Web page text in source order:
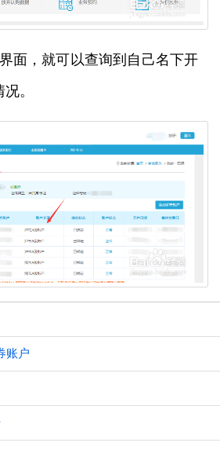
面，就可以查询到自己名下开
。
账户